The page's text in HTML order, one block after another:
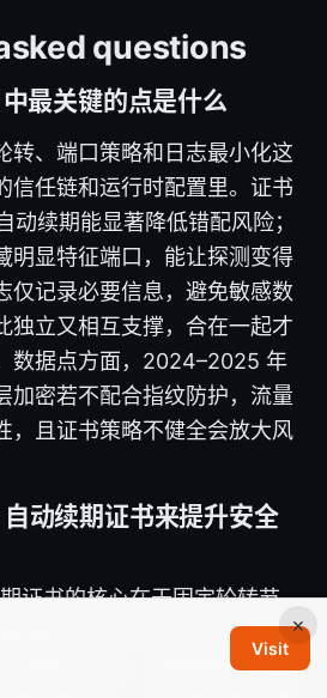
questions
最关键的点是什么
转、端口策略和日志最小化这
信任链和运行时配置里。证书
动续期能显著降低错配风险；
明显特征端口，能让探测变得
仅记录必要信息，避免敏感数
独立又相互支撑，合在一起才
数据点方面，2024–2025 年
加密若不配合指纹防护，流量
，且证书策略不健全会放大风
动续期证书来提升安全
证书的核心在于固定轮转节
议每 30–60 天进行一次证书
不超过 3 次，以降低因手动配
×
Visit